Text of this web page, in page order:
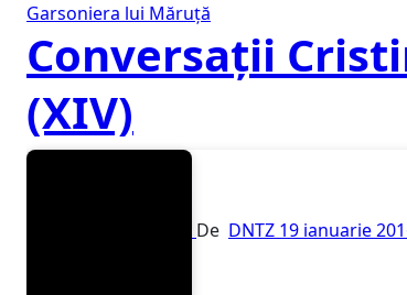
Garsoniera lui Măruţă
Conversaţii
(XIV)
De DNTZ 19 ianuarie